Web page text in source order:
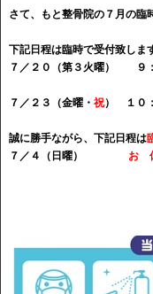
さて、もと整骨院の７月の臨
下記日程は臨時で受付致しま
７／２０（第３火曜） ９
７／２３（金曜・ 祝） １０
誠に勝手ながら、下記日程は
７／４（日曜） お